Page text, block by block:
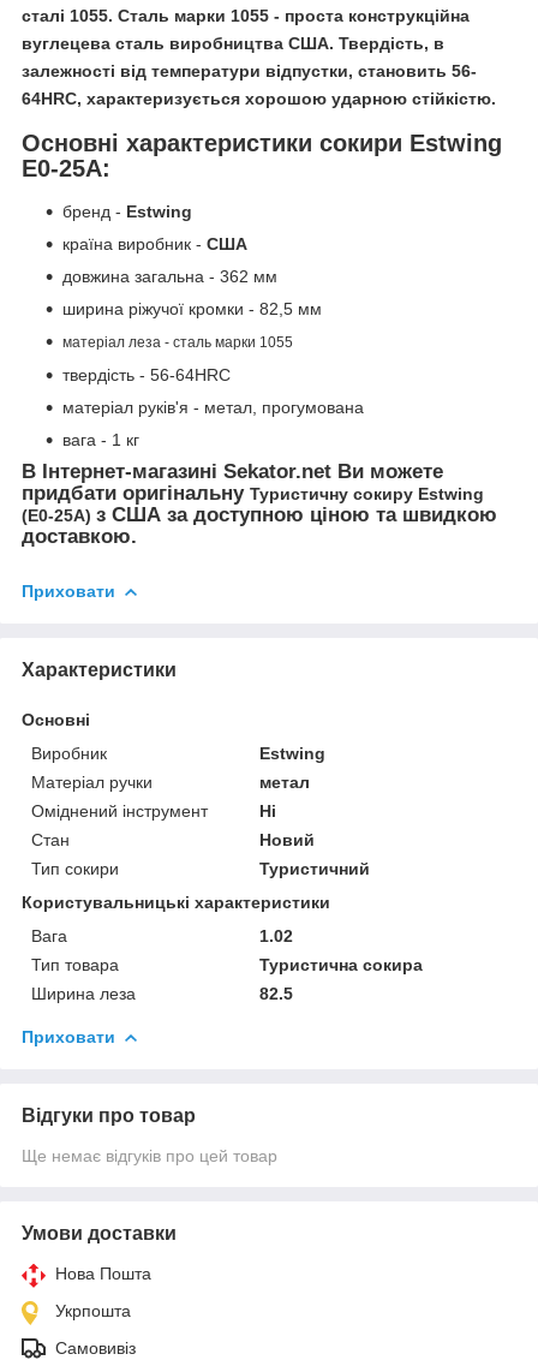
сталі 1055. Сталь марки 1055 - проста конструкційна
вуглецева сталь виробництва США. Твердість, в
залежності від температури відпустки, становить 56-
64HRC, характеризується хорошою ударною стійкістю.
Основні характеристики сокири Estwing
E0-25A:
бренд - Estwing
країна виробник - США
довжина загальна - 362 мм
ширина ріжучої кромки - 82,5 мм
матеріал леза - сталь марки 1055
твердість - 56-64HRC
матеріал руків'я - метал, прогумована
вага - 1 кг
В Інтернет-магазині Sekator.net Ви можете
придбати оригінальну Туристичну сокиру Estwing
(E0-25A) з США за доступною ціною та швидкою
доставкою.
Приховати
Характеристики
Основні
Виробник
Estwing
Матеріал ручки
метал
Оміднений інструмент
Ні
Стан
Новий
Тип сокири
Туристичний
Користувальницькі характеристики
Вага
1.02
Тип товара
Туристична сокира
Ширина леза
82.5
Приховати
Відгуки про товар
Ще немає відгуків про цей товар
Умови доставки
Нова Пошта
Укрпошта
Самовивіз